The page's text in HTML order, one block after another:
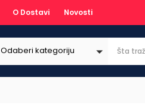
O Dostavi Novosti
Odaberi kategoriju